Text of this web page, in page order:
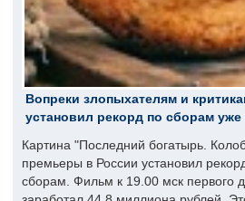
Вопреки злопыхателям и
установил рекорд по сборам
Картина "Последний богатырь.
премьеры в России установил
сборам. Фильм к 19.00 мск первого